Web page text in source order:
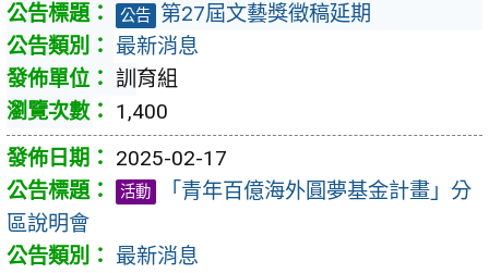
公告 第27屆文藝獎徵稿延期
最新消息
訓育組
1,400
2025-02-17
活動
「青年百億海外圓夢基金計畫」分
區說明會
最新消息